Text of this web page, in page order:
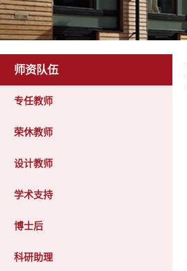
师资队伍
专任教师
荣休教师
设计教师
学术支持
博士后
科研助理